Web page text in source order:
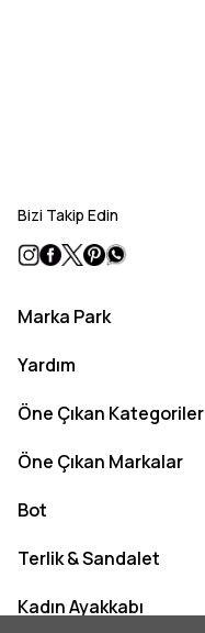
Bizi Takip Edin
Marka Park
Yardım
Öne Çıkan Kategoriler
Öne Çıkan Markalar
Bot
Terlik & Sandalet
Kadın Ayakkabı